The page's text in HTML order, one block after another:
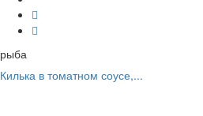
рыба
Килька в томатном соусе,...